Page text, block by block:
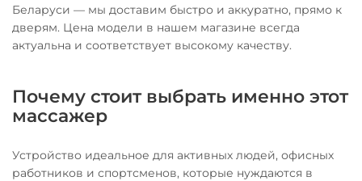
Беларуси — мы доставим быстро и аккуратно, прямо к
дверям. Цена модели в нашем магазине всегда
актуальна и соответствует высокому качеству.
Почему стоит выбрать именно этот
массажер
Устройство идеальное для активных людей, офисных
работников и спортсменов, которые нуждаются в